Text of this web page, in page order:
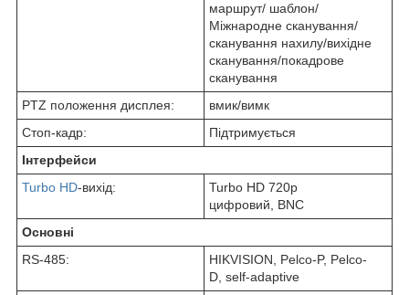
маршрут/ шаблон/
Міжнародне сканування/
сканування нахилу/вихідне
сканування/покадрове
сканування
PTZ положення дисплея:
вмик/вимк
Стоп-кадр:
Підтримується
Інтерфейси
Turbo HD-вихід:
Turbo HD 720p
цифровий, BNC
Основні
RS-485:
HIKVISION, Pelco-P, Pelco-
D, self-adaptive